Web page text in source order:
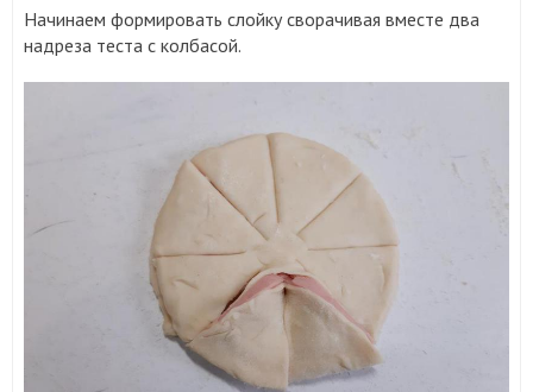
Начинаем формировать слойку сворачивая вместе два
надреза теста с колбасой.